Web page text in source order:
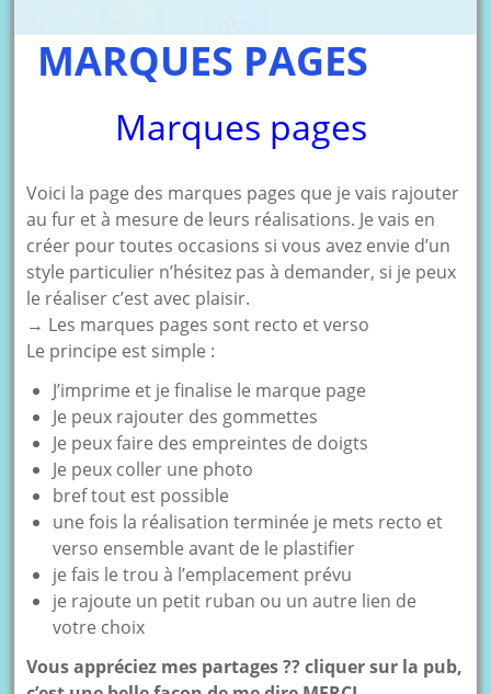
MARQUES PAGES
Marques pages
Voici la page des marques pages que je vais rajouter
au fur et à mesure de leurs réalisations. Je vais en
créer pour toutes occasions si vous avez envie d’un
style particulier n’hésitez pas à demander, si je peux
le réaliser c’est avec plaisir.
→ Les marques pages sont recto et verso
Le principe est simple :
J’imprime et je finalise le marque page
Je peux rajouter des gommettes
Je peux faire des empreintes de doigts
Je peux coller une photo
bref tout est possible
une fois la réalisation terminée je mets recto et
verso ensemble avant de le plastifier
je fais le trou à l’emplacement prévu
je rajoute un petit ruban ou un autre lien de
votre choix
Vous appréciez mes partages ?? cliquer sur la pub,